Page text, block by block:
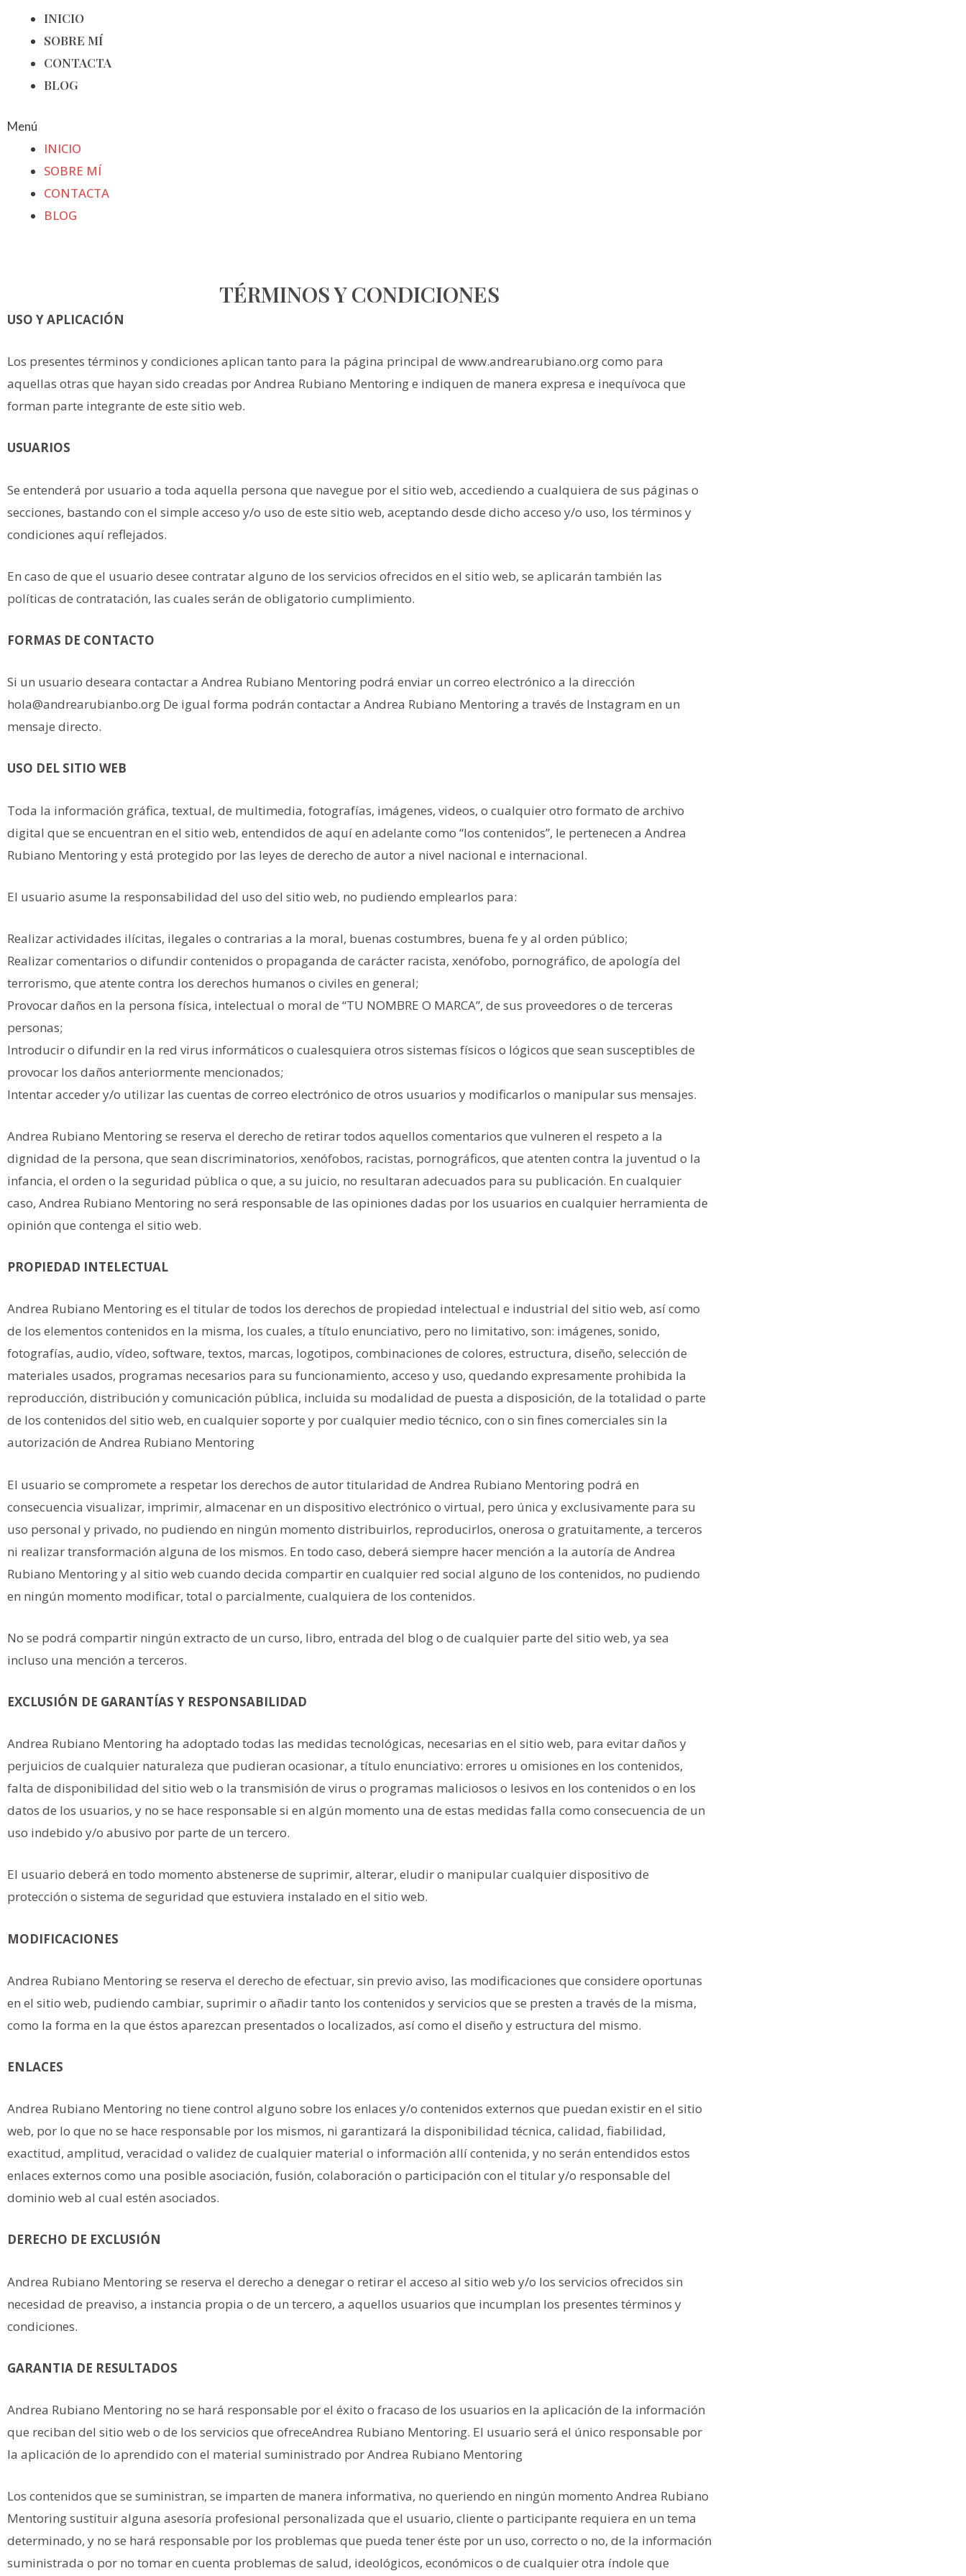
INICIO
SOBRE MÍ
CONTACTA
BLOG
Menú
INICIO
SOBRE MÍ
CONTACTA
BLOG
TÉRMINOS Y CONDICIONES
USO Y APLICACIÓN
Los presentes términos y condiciones aplican tanto para la página principal de www.andrearubiano.org como para
aquellas otras que hayan sido creadas por Andrea Rubiano Mentoring e indiquen de manera expresa e inequívoca que
forman parte integrante de este sitio web.
USUARIOS
Se entenderá por usuario a toda aquella persona que navegue por el sitio web, accediendo a cualquiera de sus páginas o
secciones, bastando con el simple acceso y/o uso de este sitio web, aceptando desde dicho acceso y/o uso, los términos y
condiciones aquí reflejados.
En caso de que el usuario desee contratar alguno de los servicios ofrecidos en el sitio web, se aplicarán también las
políticas de contratación, las cuales serán de obligatorio cumplimiento.
FORMAS DE CONTACTO
Si un usuario deseara contactar a Andrea Rubiano Mentoring podrá enviar un correo electrónico a la dirección
hola@andrearubianbo.org De igual forma podrán contactar a Andrea Rubiano Mentoring a través de Instagram en un
mensaje directo.
USO DEL SITIO WEB
Toda la información gráfica, textual, de multimedia, fotografías, imágenes, videos, o cualquier otro formato de archivo
digital que se encuentran en el sitio web, entendidos de aquí en adelante como “los contenidos”, le pertenecen a Andrea
Rubiano Mentoring y está protegido por las leyes de derecho de autor a nivel nacional e internacional.
El usuario asume la responsabilidad del uso del sitio web, no pudiendo emplearlos para:
Realizar actividades ilícitas, ilegales o contrarias a la moral, buenas costumbres, buena fe y al orden público;
Realizar comentarios o difundir contenidos o propaganda de carácter racista, xenófobo, pornográfico, de apología del
terrorismo, que atente contra los derechos humanos o civiles en general;
Provocar daños en la persona física, intelectual o moral de “TU NOMBRE O MARCA”, de sus proveedores o de terceras
personas;
Introducir o difundir en la red virus informáticos o cualesquiera otros sistemas físicos o lógicos que sean susceptibles de
provocar los daños anteriormente mencionados;
Intentar acceder y/o utilizar las cuentas de correo electrónico de otros usuarios y modificarlos o manipular sus mensajes.
Andrea Rubiano Mentoring se reserva el derecho de retirar todos aquellos comentarios que vulneren el respeto a la
dignidad de la persona, que sean discriminatorios, xenófobos, racistas, pornográficos, que atenten contra la juventud o la
infancia, el orden o la seguridad pública o que, a su juicio, no resultaran adecuados para su publicación. En cualquier
caso, Andrea Rubiano Mentoring no será responsable de las opiniones dadas por los usuarios en cualquier herramienta de
opinión que contenga el sitio web.
PROPIEDAD INTELECTUAL
Andrea Rubiano Mentoring es el titular de todos los derechos de propiedad intelectual e industrial del sitio web, así como
de los elementos contenidos en la misma, los cuales, a título enunciativo, pero no limitativo, son: imágenes, sonido,
fotografías, audio, vídeo, software, textos, marcas, logotipos, combinaciones de colores, estructura, diseño, selección de
materiales usados, programas necesarios para su funcionamiento, acceso y uso, quedando expresamente prohibida la
reproducción, distribución y comunicación pública, incluida su modalidad de puesta a disposición, de la totalidad o parte
de los contenidos del sitio web, en cualquier soporte y por cualquier medio técnico, con o sin fines comerciales sin la
autorización de Andrea Rubiano Mentoring
El usuario se compromete a respetar los derechos de autor titularidad de Andrea Rubiano Mentoring podrá en
consecuencia visualizar, imprimir, almacenar en un dispositivo electrónico o virtual, pero única y exclusivamente para su
uso personal y privado, no pudiendo en ningún momento distribuirlos, reproducirlos, onerosa o gratuitamente, a terceros
ni realizar transformación alguna de los mismos. En todo caso, deberá siempre hacer mención a la autoría de Andrea
Rubiano Mentoring y al sitio web cuando decida compartir en cualquier red social alguno de los contenidos, no pudiendo
en ningún momento modificar, total o parcialmente, cualquiera de los contenidos.
No se podrá compartir ningún extracto de un curso, libro, entrada del blog o de cualquier parte del sitio web, ya sea
incluso una mención a terceros.
EXCLUSIÓN DE GARANTÍAS Y RESPONSABILIDAD
Andrea Rubiano Mentoring ha adoptado todas las medidas tecnológicas, necesarias en el sitio web, para evitar daños y
perjuicios de cualquier naturaleza que pudieran ocasionar, a título enunciativo: errores u omisiones en los contenidos,
falta de disponibilidad del sitio web o la transmisión de virus o programas maliciosos o lesivos en los contenidos o en los
datos de los usuarios, y no se hace responsable si en algún momento una de estas medidas falla como consecuencia de un
uso indebido y/o abusivo por parte de un tercero.
El usuario deberá en todo momento abstenerse de suprimir, alterar, eludir o manipular cualquier dispositivo de
protección o sistema de seguridad que estuviera instalado en el sitio web.
MODIFICACIONES
Andrea Rubiano Mentoring se reserva el derecho de efectuar, sin previo aviso, las modificaciones que considere oportunas
en el sitio web, pudiendo cambiar, suprimir o añadir tanto los contenidos y servicios que se presten a través de la misma,
como la forma en la que éstos aparezcan presentados o localizados, así como el diseño y estructura del mismo.
ENLACES
Andrea Rubiano Mentoring no tiene control alguno sobre los enlaces y/o contenidos externos que puedan existir en el sitio
web, por lo que no se hace responsable por los mismos, ni garantizará la disponibilidad técnica, calidad, fiabilidad,
exactitud, amplitud, veracidad o validez de cualquier material o información allí contenida, y no serán entendidos estos
enlaces externos como una posible asociación, fusión, colaboración o participación con el titular y/o responsable del
dominio web al cual estén asociados.
DERECHO DE EXCLUSIÓN
Andrea Rubiano Mentoring se reserva el derecho a denegar o retirar el acceso al sitio web y/o los servicios ofrecidos sin
necesidad de preaviso, a instancia propia o de un tercero, a aquellos usuarios que incumplan los presentes términos y
condiciones.
GARANTIA DE RESULTADOS
Andrea Rubiano Mentoring no se hará responsable por el éxito o fracaso de los usuarios en la aplicación de la información
que reciban del sitio web o de los servicios que ofreceAndrea Rubiano Mentoring. El usuario será el único responsable por
la aplicación de lo aprendido con el material suministrado por Andrea Rubiano Mentoring
Los contenidos que se suministran, se imparten de manera informativa, no queriendo en ningún momento Andrea Rubiano
Mentoring sustituir alguna asesoría profesional personalizada que el usuario, cliente o participante requiera en un tema
determinado, y no se hará responsable por los problemas que pueda tener éste por un uso, correcto o no, de la información
suministrada o por no tomar en cuenta problemas de salud, ideológicos, económicos o de cualquier otra índole que